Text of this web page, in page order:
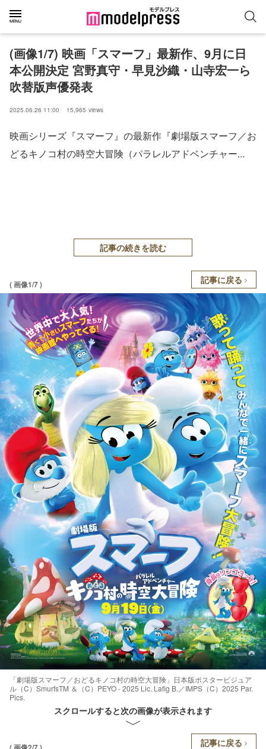
(画像1/7) 映画「スマーフ」最新作、9月に日
本公開決定 宮野真守・早見沙織・山寺宏一ら
吹替版声優発表
2025.06.26 11:00 15,965 views
映画シリーズ『スマーフ』の最新作『劇場版スマーフ／お
どるキノコ村の時空大冒険（パラレルアドベンチャー...
記事の続きを読む
( 画像1/7 ) 記事に戻る
「劇場版スマーフ／おどるキノコ村の時空大冒険」日本版ポスタービジュア
ル（C）SmurfsTM ＆（C）PEYO - 2025 Lic. Lafig B.／IMPS（C）2025 Par.
Pics.
スクロールすると次の画像が表示されます
記事に戻る